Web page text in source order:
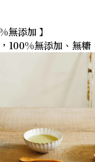
無添加 】
100%無添加、無糖